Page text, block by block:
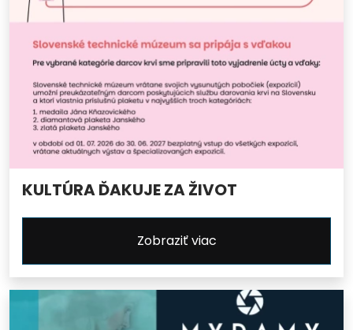
KULTÚRA ĎAKUJE ZA ŽIVOT
Zobraziť viac